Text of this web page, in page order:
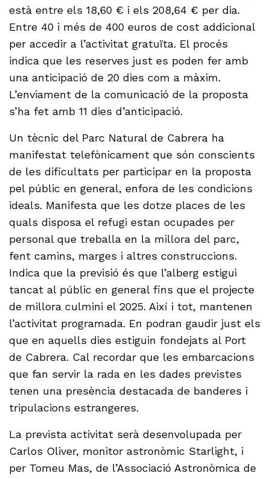
està entre els 18,60 € i els 208,64 € per dia.
Entre 40 i més de 400 euros de cost addicional
per accedir a l’activitat gratuïta. El procés
indica que les reserves just es poden fer amb
una anticipació de 20 dies com a màxim.
L’enviament de la comunicació de la proposta
s’ha fet amb 11 dies d’anticipació.
Un tècnic del Parc Natural de Cabrera ha
manifestat telefònicament que són conscients
de les dificultats per participar en la proposta
pel públic en general, enfora de les condicions
ideals. Manifesta que les dotze places de les
quals disposa el refugi estan ocupades per
personal que treballa en la millora del parc,
fent camins, marges i altres construccions.
Indica que la previsió és que l’alberg estigui
tancat al públic en general fins que el projecte
de millora culmini el 2025. Així i tot, mantenen
l’activitat programada. En podran gaudir just els
que en aquells dies estiguin fondejats al Port
de Cabrera. Cal recordar que les embarcacions
que fan servir la rada en les dades previstes
tenen una presència destacada de banderes i
tripulacions estrangeres.
La prevista activitat serà desenvolupada per
Carlos Oliver, monitor astronòmic Starlight, i
per Tomeu Mas, de l’Associació Astronòmica de